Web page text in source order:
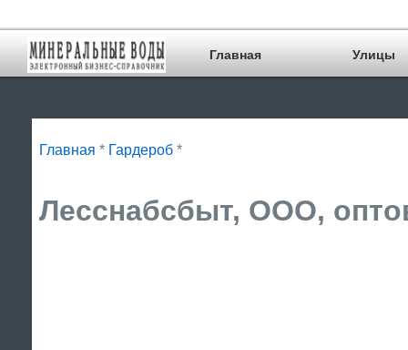
Главная Улицы
Главная * Гардероб *
Лесснабсбыт, ООО,